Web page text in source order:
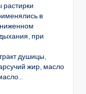
в
при
душицы,
жир, масло